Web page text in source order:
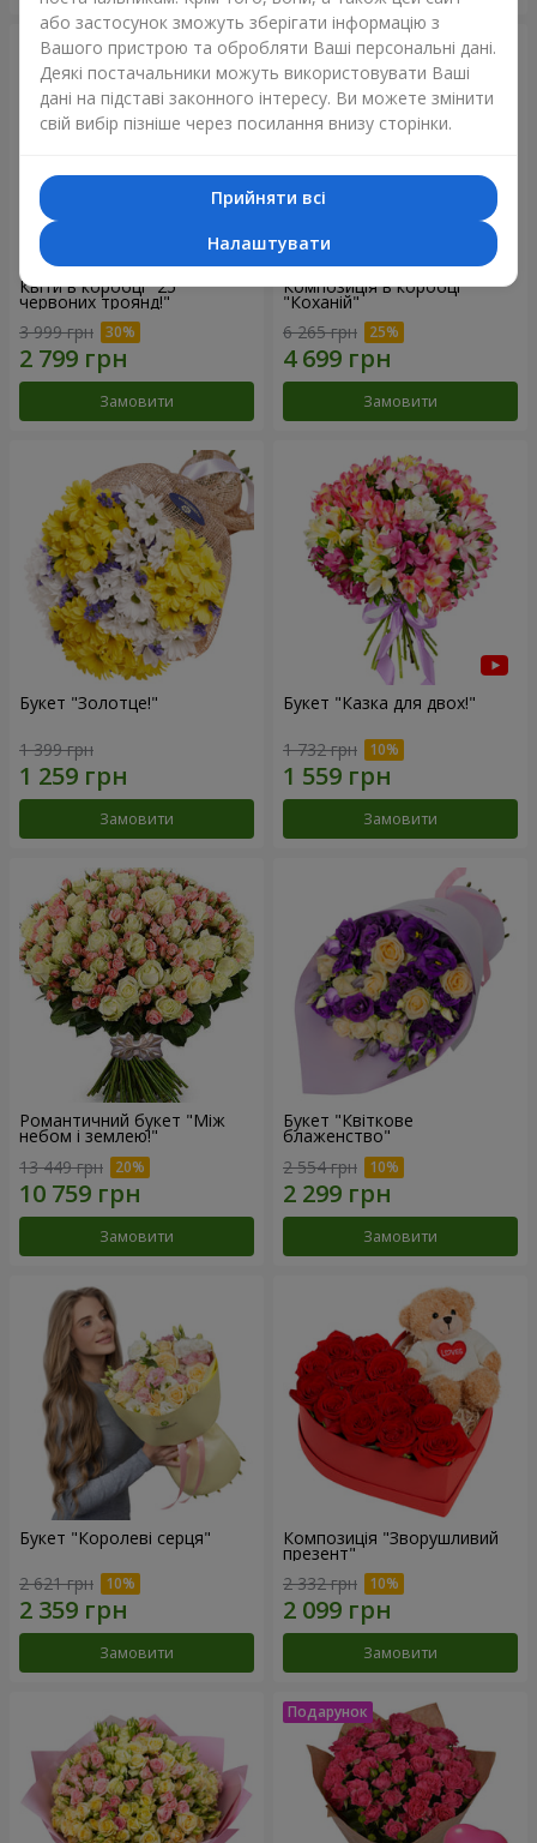
Квіти в коробці "25
червоних троянд!"
3 999 грн
Замовити
Композиція в коробці
"Коханій"
6 265 грн
Замовити
Букет "Золотце!"
1 399 грн
Замовити
Букет "Казка для двох!"
1 732 грн
Замовити
Романтичний букет "Між
небом і землею!"
13 449 грн
Замовити
Букет "Квіткове
блаженство"
2 554 грн
Замовити
Букет "Королеві серця"
2 621 грн
Замовити
Композиція "Зворушливий
презент"
2 332 грн
Замовити
або застосунок зможуть зберігати інформацію з
Вашого пристрою та обробляти Ваші персональні дані.
Деякі постачальники можуть використовувати Ваші
дані на підставі законного інтересу. Ви можете змінити
свій вибір пізніше через посилання внизу сторінки.
Прийняти всі
Налаштувати